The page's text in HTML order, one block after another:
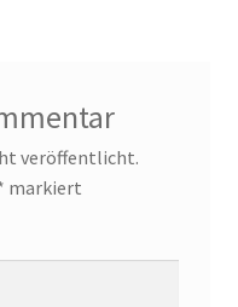
veröffentlicht.
markiert